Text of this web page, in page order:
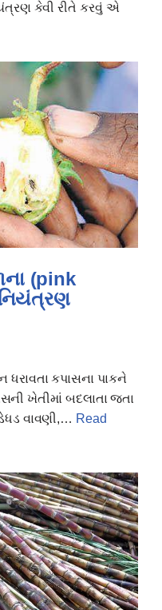
કેવી રીતે કરવું એ
(pink
ધરાવતા કપાસના પાકને
ખેતીમાં બદલાતા જતા
વાવણી,… Read